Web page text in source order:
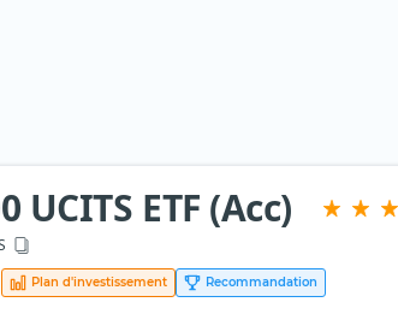
UCITS ETF (Acc)
Plan d'investissement Recommandation